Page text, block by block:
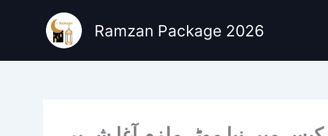
Ramzan Package 2026